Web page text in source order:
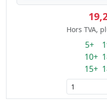
Hors TVA,
5+
10+
15+